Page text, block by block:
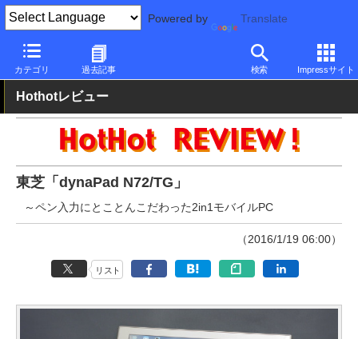
Powered by Translate
カテゴリ 過去記事 検索 Impressサイト
PC Watch パソコン/タブレット/スマートフォン 東芝
Hothotレビュー
東芝「dynaPad N72/TG」
～ペン入力にとことんこだわった2in1モバイルPC
（2016/1/19 06:00）
リスト